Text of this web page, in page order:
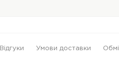
Відгуки Умови доставки